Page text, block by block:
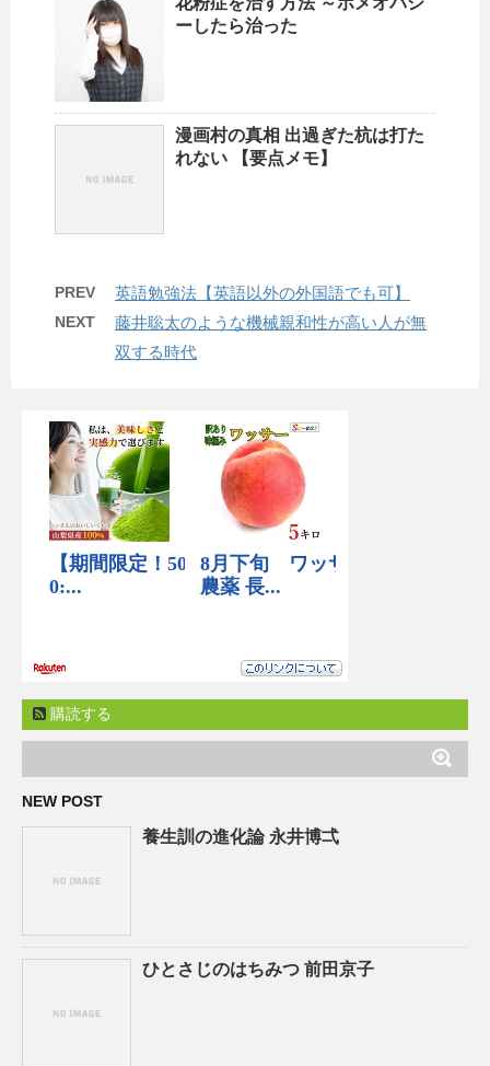
ーしたら治った
漫画村の真相 出過ぎた杭は打た
れない 【要点メモ】
PREV 英語勉強法【英語以外の外国語でも可】
NEXT
藤井聡太のような機械親和性が高い人が無
双する時代
購読する
NEW POST
養生訓の進化論 永井博弌
ひとさじのはちみつ 前田京子